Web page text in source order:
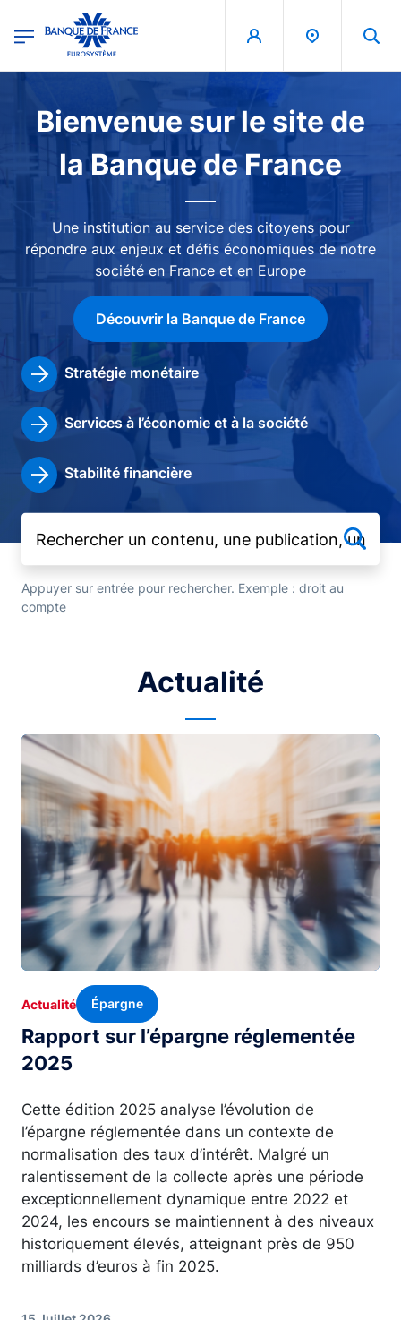
Banque de France - Menu Principal
Bienvenue sur le site de
la Banque de France
Une institution au service des citoyens pour
répondre aux enjeux et défis économiques de notre
société en France et en Europe
Découvrir la Banque de France
Stratégie monétaire
Services à l’économie et à la société
Stabilité financière
Appuyer sur entrée pour rechercher. Exemple : droit au
compte
Actualité
Image
Rapport sur l’épargne réglementée
2025
Actualité Épargne
Cette édition 2025 analyse l’évolution de
l’épargne réglementée dans un contexte de
normalisation des taux d’intérêt. Malgré un
ralentissement de la collecte après une période
exceptionnellement dynamique entre 2022 et
2024, les encours se maintiennent à des niveaux
historiquement élevés, atteignant près de 950
milliards d’euros à fin 2025.